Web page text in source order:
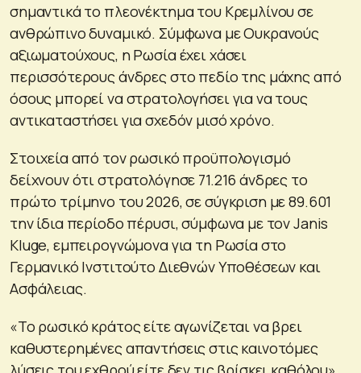
σημαντικά το πλεονέκτημα του Κρεμλίνου σε
ανθρώπινο δυναμικό. Σύμφωνα με Ουκρανούς
αξιωματούχους, η Ρωσία έχει χάσει
περισσότερους άνδρες στο πεδίο της μάχης από
όσους μπορεί να στρατολογήσει για να τους
αντικαταστήσει για σχεδόν μισό χρόνο.
Στοιχεία από τον ρωσικό προϋπολογισμό
δείχνουν ότι στρατολόγησε 71.216 άνδρες το
πρώτο τρίμηνο του 2026, σε σύγκριση με 89.601
την ίδια περίοδο πέρυσι, σύμφωνα με τον Janis
Kluge, εμπειρογνώμονα για τη Ρωσία στο
Γερμανικό Ινστιτούτο Διεθνών Υποθέσεων και
Ασφάλειας.
«Το ρωσικό κράτος είτε αγωνίζεται να βρει
καθυστερημένες απαντήσεις στις καινοτόμες